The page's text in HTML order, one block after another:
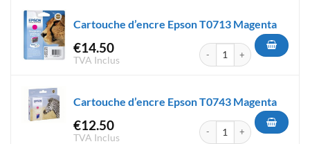
Cartouche d’encre Epson T0713 Magenta
€14.50
TVA Inclus
quantité de Cartouche
Cartouche d’encre Epson T0743 Magenta
€12.50
TVA Inclus
quantité de Cartouche